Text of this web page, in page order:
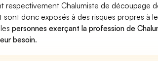
respectivement Chalumiste de découpage
donc exposés à des risques propres à
lespersonnes exerçant la profession de
besoin.